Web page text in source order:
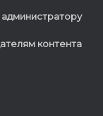
контента